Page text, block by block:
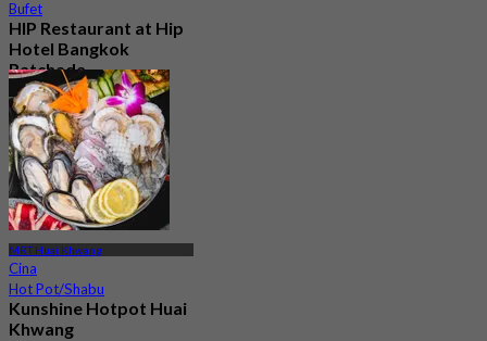
Bufet
HIP Restaurant at Hip
Hotel Bangkok
Ratchada
Baru
Dari฿ 199.5
MRT Huai Khwang
Cina
Hot Pot/Shabu
Kunshine Hotpot Huai
Khwang